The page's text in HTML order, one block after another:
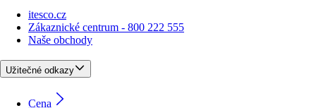
itesco.cz
Zákaznické centrum - 800 222 555
Naše obchody
Užitečné odkazy
Cena